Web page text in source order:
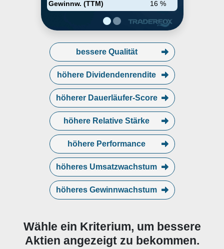
Gewinnw. (TTM)
16 %
bessere Qualität
höhere Dividendenrendite
höherer Dauerläufer-Score
höhere Relative Stärke
höhere Performance
höheres Umsatzwachstum
höheres Gewinnwachstum
Wähle ein Kriterium, um bessere
Aktien angezeigt zu bekommen.